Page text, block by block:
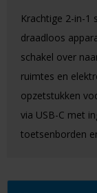
Krachtige 2-in-1
draadloos
schakel over
ruimtes en
opzetstukken
via USB-C met
toetsenborden